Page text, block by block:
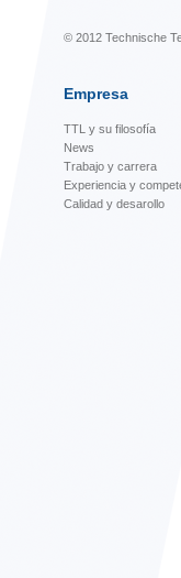
© 2012 Technische
Empresa
TTL y su filosofía
News
Trabajo y carrera
Experiencia y
Calidad y desarollo